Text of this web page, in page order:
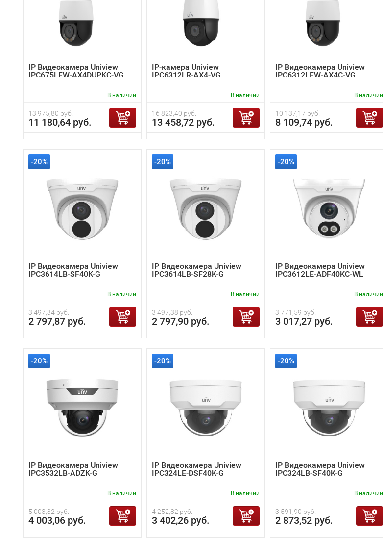
IP Видеокамера Uniview
IPC675LFW-AX4DUPKC-VG
В наличии
13 975,80 руб.
11 180,64 руб.
IP-камера Uniview
IPC6312LR-AX4-VG
В наличии
16 823,40 руб.
13 458,72 руб.
IP Видеокамера Uniview
IPC6312LFW-AX4C-VG
В наличии
10 137,17 руб.
8 109,74 руб.
-20%
IP Видеокамера Uniview
IPC3614LB-SF40K-G
В наличии
3 497,34 руб.
2 797,87 руб.
-20%
IP Видеокамера Uniview
IPC3614LB-SF28K-G
В наличии
3 497,38 руб.
2 797,90 руб.
-20%
IP Видеокамера Uniview
IPC3612LE-ADF40KC-WL
В наличии
3 771,59 руб.
3 017,27 руб.
-20%
IP Видеокамера Uniview
IPC3532LB-ADZK-G
В наличии
5 003,82 руб.
4 003,06 руб.
-20%
IP Видеокамера Uniview
IPC324LE-DSF40K-G
В наличии
4 252,82 руб.
3 402,26 руб.
-20%
IP Видеокамера Uniview
IPC324LB-SF40K-G
В наличии
3 591,90 руб.
2 873,52 руб.